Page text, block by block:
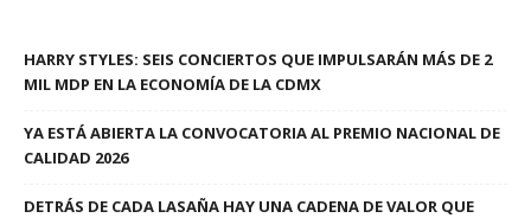
HARRY STYLES: SEIS CONCIERTOS QUE IMPULSARÁN MÁS DE 2
MIL MDP EN LA ECONOMÍA DE LA CDMX
YA ESTÁ ABIERTA LA CONVOCATORIA AL PREMIO NACIONAL DE
CALIDAD 2026
DETRÁS DE CADA LASAÑA HAY UNA CADENA DE VALOR QUE